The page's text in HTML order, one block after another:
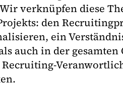
verknüpfen diese
den
ein
auch in der